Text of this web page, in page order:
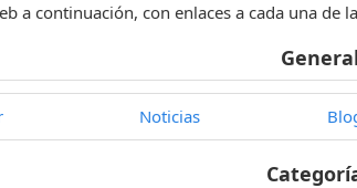
a continuación, con enlaces a cada una
General
Noticias